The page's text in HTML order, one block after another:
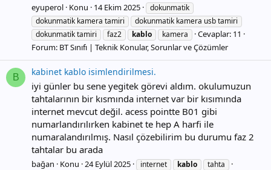
eyuperol Konu 14 Ekim 2025
dokunmatik
dokunmatik kamera tamiri
dokunmatik kamera usb tamiri
dokunmatik tamiri
faz2 kablo kamera
Cevaplar: 11
Forum: BT Sınıfı | Teknik Konular, Sorunlar ve Çözümler
B kabinet kablo isimlendirilmesi.
iyi günler bu sene yegitek görevi aldım. okulumuzun
tahtalarının bir kısmında internet var bir kısımında
internet mevcut değil. acess pointte B01 gibi
numarlandırılırken kabinet te hep A harfi ile
numaralandırılmış. Nasıl çözebilirim bu durumu faz 2
tahtalar bu arada
bağan Konu 24 Eylül 2025 internet kablo tahta